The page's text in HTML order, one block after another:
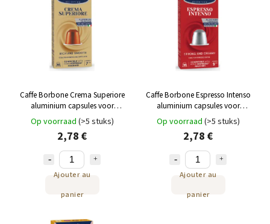
Bestsellers
Alphabétiquement
Caffe Borbone Crema Superiore
aluminium capsules voor
Nespresso 10 st
Op voorraad (>5 stuks)
2,78 €
Ajouter au
panier
Caffe Borbone Espresso Intenso
aluminium capsules voor
Nespresso 10 st
Op voorraad (>5 stuks)
2,78 €
Ajouter au
panier